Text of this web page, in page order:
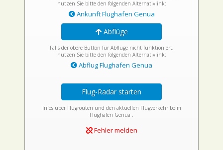
nutzen Sie bitte den folgenden Alternativlink:
Ankunft Flughafen Genua
Abflüge
Falls der obere Button für Abflüge nicht funktioniert,
nutzen Sie bitte den folgenden Alternativlink:
Abflug Flughafen Genua
Flug-Radar starten
Infos über Flugrouten und den aktuellen Flugverkehr beim
Flughafen Genua .
Fehler melden